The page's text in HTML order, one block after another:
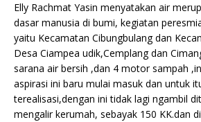
Elly Rachmat Yasin menyatakan air
dasar manusia di bumi, kegiatan
yaitu Kecamatan Cibungbulang dan
Desa Ciampea udik,Cemplang dan
sarana air bersih ,dan 4 motor sampah
aspirasi ini baru mulai masuk dan untuk
terealisasi,dengan ini tidak lagi ngambil
mengalir kerumah, sebayak 150 KK.dan